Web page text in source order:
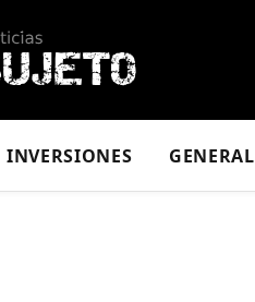
INVERSIONES GENERAL